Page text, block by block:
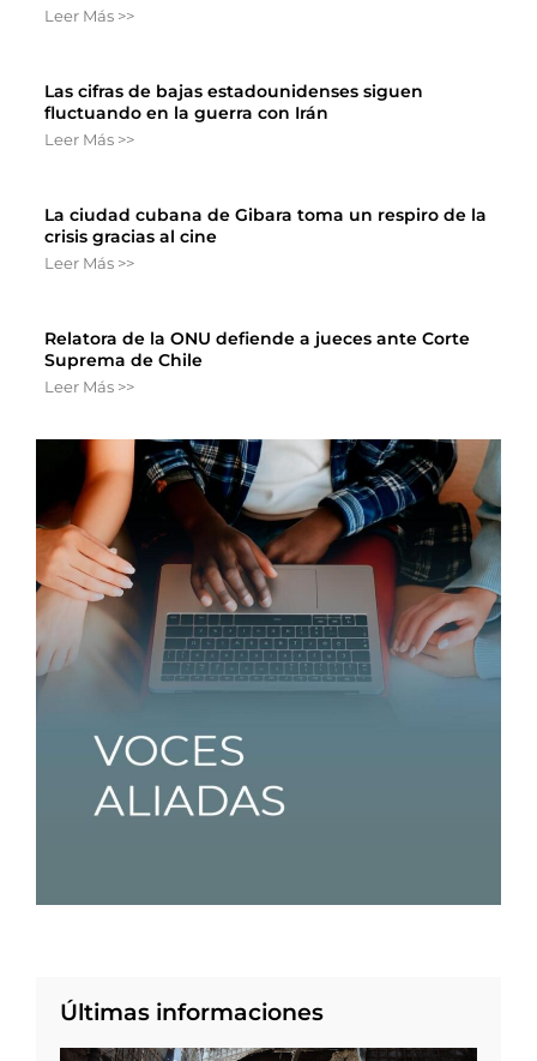
Leer Más >>
Las cifras de bajas estadounidenses siguen
fluctuando en la guerra con Irán
Leer Más >>
La ciudad cubana de Gibara toma un respiro de la
crisis gracias al cine
Leer Más >>
Relatora de la ONU defiende a jueces ante Corte
Suprema de Chile
Leer Más >>
Últimas informaciones